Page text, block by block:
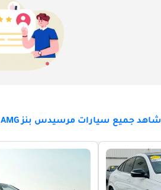
شاهد جميع سيارات مرسيدس بنز GLE 53 AMG للبيع